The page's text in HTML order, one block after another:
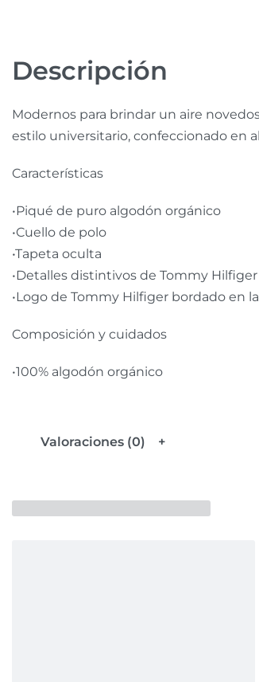
Descripción
Modernos para brindar un aire
estilo universitario, confeccionado en
Características
•Piqué de puro algodón orgánico
•Cuello de polo
•Tapeta oculta
•Detalles distintivos de Tommy Hilfiger
•Logo de Tommy Hilfiger bordado en
Composición y cuidados
•100% algodón orgánico
Valoraciones (0)